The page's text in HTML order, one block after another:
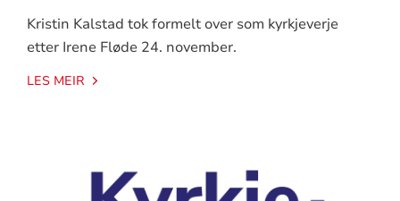
Kristin Kalstad tok formelt over som kyrkjeverje
etter Irene Fløde 24. november.
LES MEIR